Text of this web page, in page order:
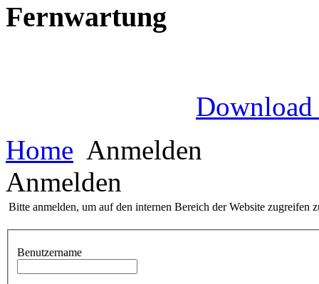
Fernwartung
Download
Home Anmelden
Anmelden
Bitte anmelden, um auf den internen Bereich der Website zugreifen
Benutzername